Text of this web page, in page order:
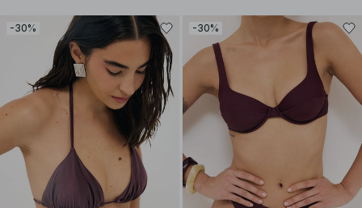
-30% -30%